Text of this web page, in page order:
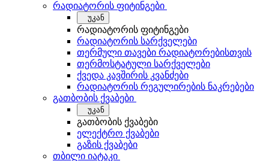
რადიატორის ფიტინგები
უკან
რადიატორის ფიტინგები
რადიატორის სარქველები
თერმული თავები რადიატორებისთვის
თერმოსტატული სარქველები
ქვედა კავშირის კვანძები
რადიატორის რეგულირების ნაკრებები
გათბობის ქვაბები
უკან
გათბობის ქვაბები
ელექტრო ქვაბები
გაზის ქვაბები
თბილი იატაკი